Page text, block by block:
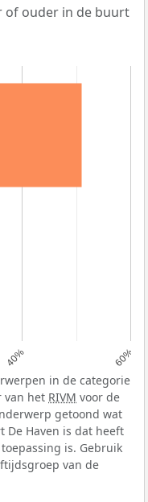
of ouder in de buurt
40% 60%
in de categorie
van het RIVM voor de
getoond wat
De Haven is dat heeft
is. Gebruik
van de